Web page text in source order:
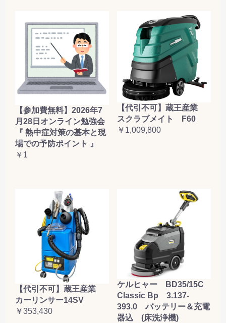
【参加費無料】2026年7
月28日オンライン勉強会
『 熱中症対策の基本と現
場での予防ポイント 』
￥1
【代引不可】蔵王産業
スクラブメイト F60
￥1,009,800
【代引不可】蔵王産業
カーリンサー14SV
￥353,430
ケルヒャー BD35/15C
Classic Bp 3.137-
393.0 バッテリー＆充電
器込 (床洗浄機)